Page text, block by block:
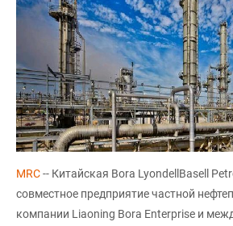
MRC-- Китайская Bora LyondellBasell
совместное предприятие частной
компании Liaoning Bora Enterprise и